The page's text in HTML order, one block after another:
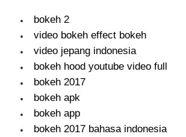
bokeh 2
video bokeh effect bokeh
video jepang indonesia
bokeh hood youtube video full
bokeh 2017
bokeh apk
bokeh app
bokeh 2017 bahasa indonesia